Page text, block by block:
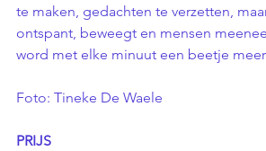
te maken, gedachten te verzetten,
ontspant, beweegt en mensen
word met elke minuut een beetje
Foto: Tineke De Waele
PRIJS